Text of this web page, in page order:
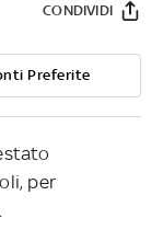
Preferite
CONDIVIDI
per